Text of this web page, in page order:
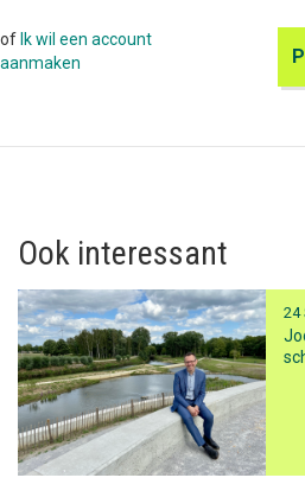
of Ik wil een account
aanmaken
Ook interessant
24